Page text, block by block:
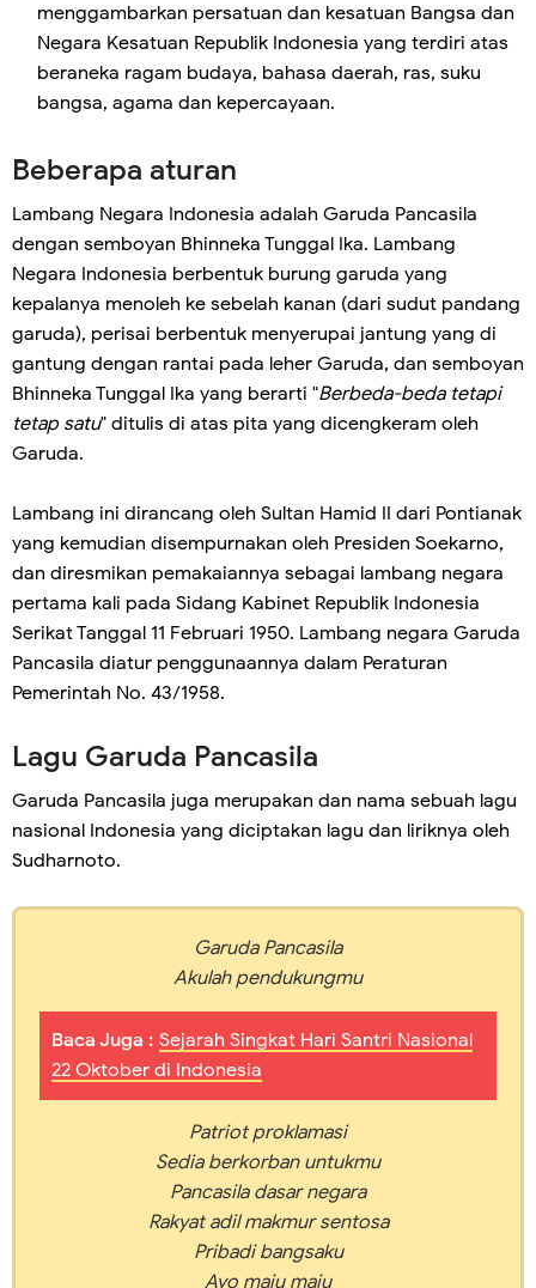
menggambarkan persatuan dan kesatuan Bangsa dan
Negara Kesatuan Republik Indonesia yang terdiri atas
beraneka ragam budaya, bahasa daerah, ras, suku
bangsa, agama dan kepercayaan.
Beberapa aturan
Lambang Negara Indonesia adalah Garuda Pancasila
dengan semboyan Bhinneka Tunggal Ika. Lambang
Negara Indonesia berbentuk burung garuda yang
kepalanya menoleh ke sebelah kanan (dari sudut pandang
garuda), perisai berbentuk menyerupai jantung yang di
gantung dengan rantai pada leher Garuda, dan semboyan
Bhinneka Tunggal Ika yang berarti "Berbeda-beda tetapi
tetap satu" ditulis di atas pita yang dicengkeram oleh
Garuda.
Lambang ini dirancang oleh Sultan Hamid II dari Pontianak
yang kemudian disempurnakan oleh Presiden Soekarno,
dan diresmikan pemakaiannya sebagai lambang negara
pertama kali pada Sidang Kabinet Republik Indonesia
Serikat Tanggal 11 Februari 1950. Lambang negara Garuda
Pancasila diatur penggunaannya dalam Peraturan
Pemerintah No. 43/1958.
Lagu Garuda Pancasila
Garuda Pancasila juga merupakan dan nama sebuah lagu
nasional Indonesia yang diciptakan lagu dan liriknya oleh
Sudharnoto.
Garuda Pancasila
Akulah pendukungmu
Baca Juga : Sejarah Singkat Hari Santri Nasional
22 Oktober di Indonesia
Patriot proklamasi
Sedia berkorban untukmu
Pancasila dasar negara
Rakyat adil makmur sentosa
Pribadi bangsaku
Ayo maju maju